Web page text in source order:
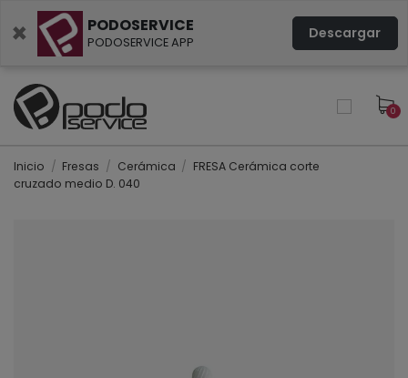
× PODOSERVICE
PODOSERVICE APP Descargar
0
Inicio Fresas Cerámica
FRESA Cerámica corte
cruzado medio D. 040